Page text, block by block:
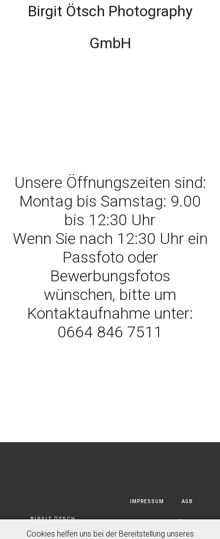
Birgit Ötsch Photography
GmbH
Unsere Öffnungszeiten sind:
Montag bis Samstag: 9.00
bis 12:30 Uhr
Wenn Sie nach 12:30 Uhr ein
Passfoto oder
Bewerbungsfotos
wünschen, bitte um
Kontaktaufnahme unter:
0664 846 7511
BIRGIT ÖTSCH
IMPRESSUM AGB
Cookies helfen uns bei der Bereitstellung unseres